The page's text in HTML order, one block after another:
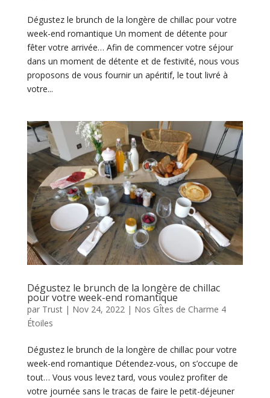
Dégustez le brunch de la longère de chillac pour votre
week-end romantique Un moment de détente pour
fêter votre arrivée… Afin de commencer votre séjour
dans un moment de détente et de festivité, nous vous
proposons de vous fournir un apéritif, le tout livré à
votre...
Dégustez le brunch de la longère de chillac
pour votre week-end romantique
par Trust| Nov 24, 2022| Nos GÎtes de Charme 4
Étoiles
Dégustez le brunch de la longère de chillac pour votre
week-end romantique Détendez-vous, on s’occupe de
tout… Vous vous levez tard, vous voulez profiter de
votre journée sans le tracas de faire le petit-déjeuner